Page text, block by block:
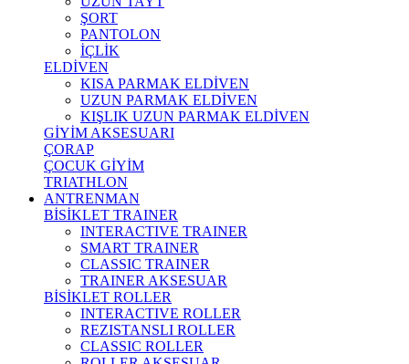
ŞORT
PANTOLON
İÇLİK
ELDİVEN
KISA PARMAK ELDİVEN
UZUN PARMAK ELDİVEN
KIŞLIK UZUN PARMAK ELDİVEN
GİYİM AKSESUARI
ÇORAP
ÇOCUK GİYİM
TRIATHLON
ANTRENMAN
BİSİKLET TRAINER
INTERACTIVE TRAINER
SMART TRAINER
CLASSIC TRAINER
TRAINER AKSESUAR
BİSİKLET ROLLER
INTERACTIVE ROLLER
REZISTANSLI ROLLER
CLASSIC ROLLER